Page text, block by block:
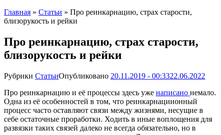
Главная » Статьи » Про реинкарнацию, страх старости,
близорукость и рейки
Про реинкарнацию, страх старости,
близорукость и рейки
Рубрики СтатьиОпубликовано 20.11.2019 - 00:3322.06.2022
Про реинкарнацию и её процессы здесь уже написано немало.
Одна из её особенностей в том, что реинкарнациионный
процесс часто оставляют связи между жизнями, несущие в
себе остаточные проработки. Ходить в иные воплощения для
развязки таких связей далеко не всегда обязательно, но в